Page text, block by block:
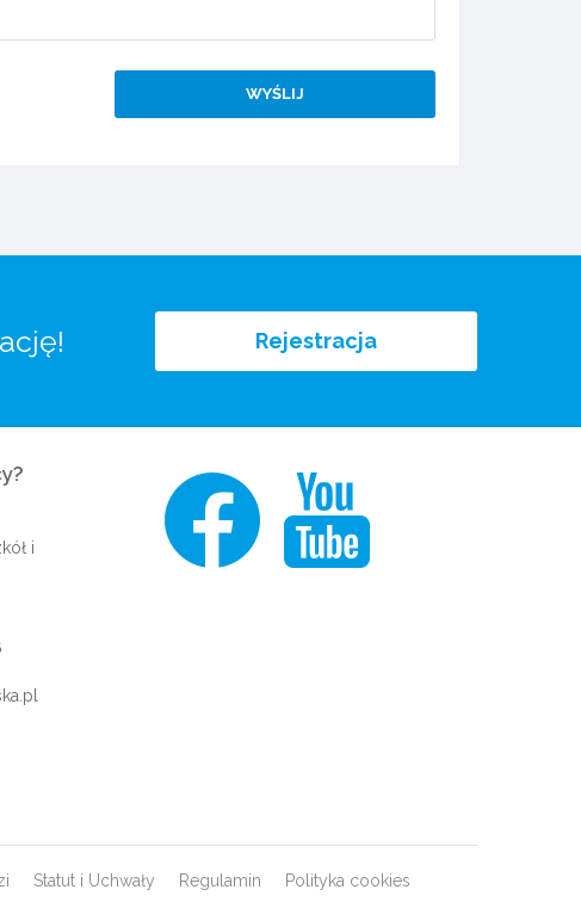
Rejestracja
i
Statut i Uchwały Regulamin
Polityka cookies